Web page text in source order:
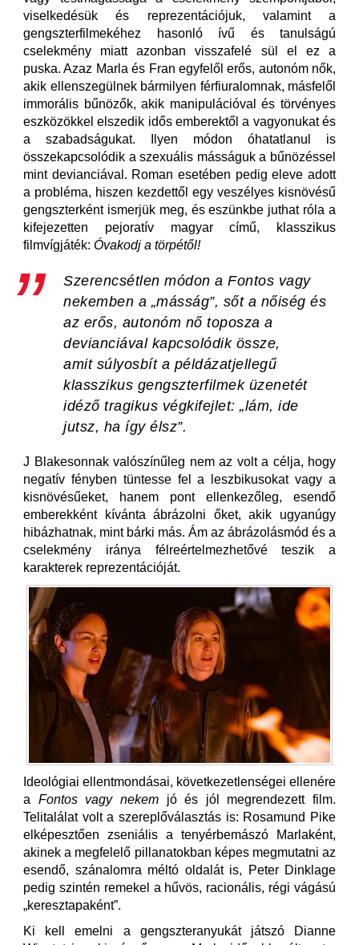
viselkedésük és reprezentációjuk, valamint a
gengszterfilmekéhez hasonló ívű és tanulságú
cselekmény miatt azonban visszafelé sül el ez a
puska. Azaz Marla és Fran egyfelől erős, autonóm nők,
akik ellenszegülnek bármilyen férfiuralomnak, másfelől
immorális bűnözők, akik manipulációval és törvényes
eszközökkel elszedik idős emberektől a vagyonukat és
a szabadságukat. Ilyen módon óhatatlanul is
összekapcsolódik a szexuális másságuk a bűnözéssel
mint devianciával. Roman esetében pedig eleve adott
a probléma, hiszen kezdettől egy veszélyes kisnövésű
gengszterként ismerjük meg, és eszünkbe juthat róla a
kifejezetten pejoratív magyar című, klasszikus
filmvígjáték: Óvakodj a törpétől!
Szerencsétlen módon a Fontos vagy
nekemben a „másság”, sőt a nőiség és
az erős, autonóm nő toposza a
devianciával kapcsolódik össze,
amit súlyosbít a példázatjellegű
klasszikus gengszterfilmek üzenetét
idéző tragikus végkifejlet: „lám, ide
jutsz, ha így élsz”.
J Blakesonnak valószínűleg nem az volt a célja, hogy
negatív fényben tüntesse fel a leszbikusokat vagy a
kisnövésűeket, hanem pont ellenkezőleg, esendő
emberekként kívánta ábrázolni őket, akik ugyanúgy
hibázhatnak, mint bárki más. Ám az ábrázolásmód és a
cselekmény iránya félreértelmezhetővé teszik a
karakterek reprezentációját.
Ideológiai ellentmondásai, következetlenségei ellenére
a Fontos vagy nekemjó és jól megrendezett film.
Telitalálat volt a szereplőválasztás is: Rosamund Pike
elképesztően zseniális a tenyérbemászó Marlaként,
akinek a megfelelő pillanatokban képes megmutatni az
esendő, szánalomra méltó oldalát is, Peter Dinklage
pedig szintén remekel a hűvös, racionális, régi vágású
„keresztapaként”.
Ki kell emelni a gengszteranyukát játszó Dianne